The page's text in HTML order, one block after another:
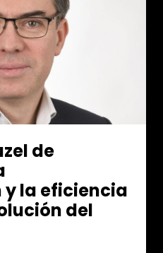
de
la eficiencia
del